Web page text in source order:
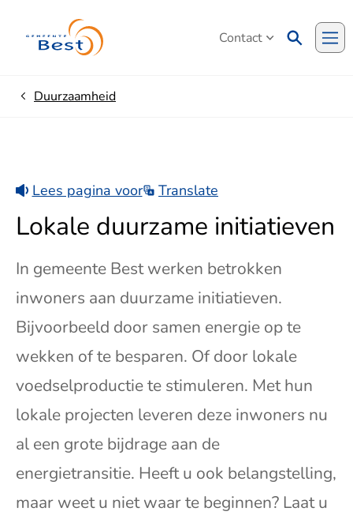
Contact
HomeDuurzaamheid
Lees pagina voor Translate
Lokale duurzame initiatieven
In gemeente Best werken betrokken
inwoners aan duurzame initiatieven.
Bijvoorbeeld door samen energie op te
wekken of te besparen. Of door lokale
voedselproductie te stimuleren. Met hun
lokale projecten leveren deze inwoners nu
al een grote bijdrage aan de
energietransitie. Heeft u ook belangstelling,
maar weet u niet waar te beginnen? Laat u